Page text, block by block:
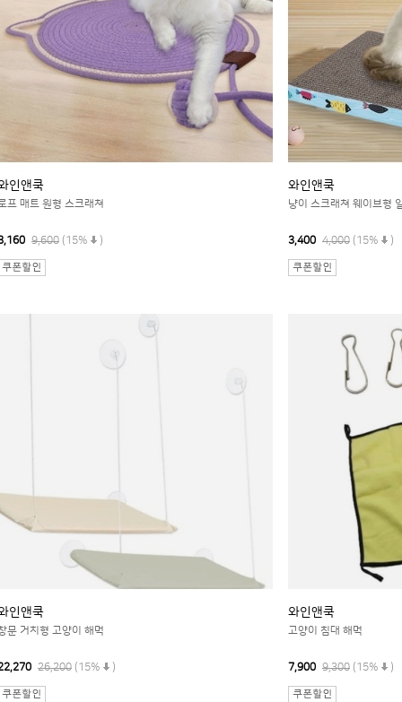
인앤쿡
프 매트 원형 스크래쳐
9,600 (15% )
와인앤쿡
냥이 스크래쳐 웨이브형
3,400 4,000 (15% )
인앤쿡
문 거치형 고양이 해먹
26,200 (15% )
와인앤쿡
고양이 침대 해먹
7,900 9,300 (15% )